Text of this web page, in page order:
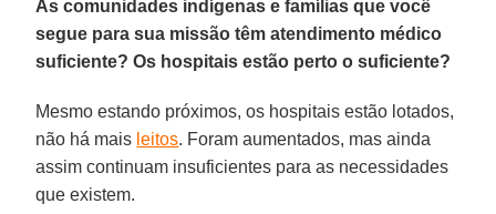
As comunidades indígenas e famílias que você
segue para sua missão têm atendimento médico
suficiente? Os hospitais estão perto o suficiente?
Mesmo estando próximos, os hospitais estão lotados,
não há mais leitos. Foram aumentados, mas ainda
assim continuam insuficientes para as necessidades
que existem.